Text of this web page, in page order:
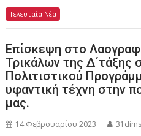
Τελευταία Νέα
Επίσκεψη στο
Τρικάλων της Δ΄τάξης
Πολιτιστικού
υφαντική τέχνη στην
μας.
14 Φεβρουαρίου 2023